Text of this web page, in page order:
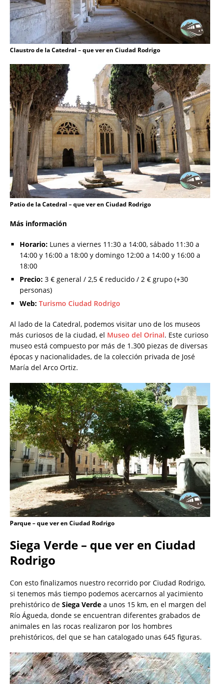
Claustro de la Catedral – que ver en Ciudad Rodrigo
Patio de la Catedral – que ver en Ciudad Rodrigo
Más información
Horario: Lunes a viernes 11:30 a 14:00, sábado 11:30 a
14:00 y 16:00 a 18:00 y domingo 12:00 a 14:00 y 16:00 a
18:00
Precio: 3 € general / 2,5 € reducido / 2 € grupo (+30
personas)
Web: Turismo Ciudad Rodrigo
Al lado de la Catedral, podemos visitar uno de los museos
más curiosos de la ciudad, el Museo del Orinal. Este curioso
museo está compuesto por más de 1.300 piezas de diversas
épocas y nacionalidades, de la colección privada de José
María del Arco Ortiz.
Parque – que ver en Ciudad Rodrigo
Siega Verde – que ver en Ciudad
Rodrigo
Con esto finalizamos nuestro recorrido por Ciudad Rodrigo,
si tenemos más tiempo podemos acercarnos al yacimiento
prehistórico de Siega Verde a unos 15 km, en el margen del
Río Águeda, donde se encuentran diferentes grabados de
animales en las rocas realizaron por los hombres
prehistóricos, del que se han catalogado unas 645 figuras.